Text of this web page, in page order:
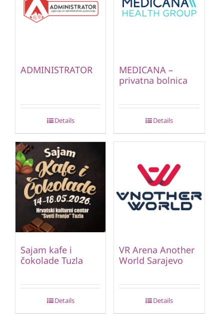
ADMINISTRATOR
Details
MEDICANA –
privatna bolnica
Details
Sajam kafe i
čokolade Tuzla
Details
VR Arena Another
World Sarajevo
Details